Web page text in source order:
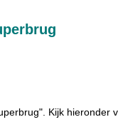
Kijk hieronder